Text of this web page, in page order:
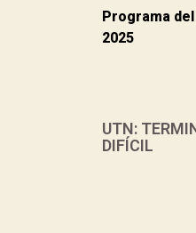
Programa
2025
UTN:
DIFÍCIL